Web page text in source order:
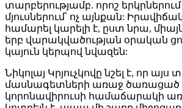
տարբերությամբ. որոշ
մյուսներում՝ ոչ այնքան:
համարել կարելի է, ըստ նրա,
երբ վարակվածության օրական
կայուն կերպով նվազեն:
Նիկոլայ Կրյուչկովը նշել է, որ
մասնագետների առաջ ծառացած
կորոնավիրուսի համաճարակի